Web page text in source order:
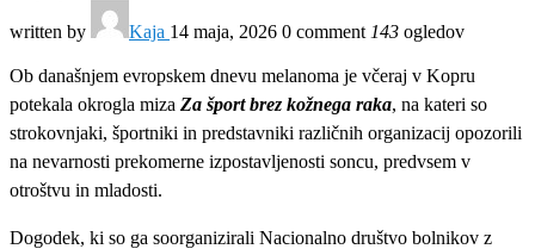
written by Kaja 14 maja, 2026 0 comment 143 ogledov
Ob današnjem evropskem dnevu melanoma je včeraj v Kopru
potekala okrogla miza Za šport brez kožnega raka, na kateri so
strokovnjaki, športniki in predstavniki različnih organizacij opozorili
na nevarnosti prekomerne izpostavljenosti soncu, predvsem v
otroštvu in mladosti.
Dogodek, ki so ga soorganizirali Nacionalno društvo bolnikov z